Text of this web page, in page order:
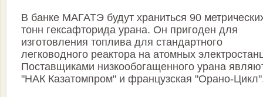
В банке МАГАТЭ будут храниться 90
тонн гексафторида урана. Он пригоден для
изготовления топлива для стандартного
легководного реактора на атомных
Поставщиками низкообогащенного урана
"НАК Казатомпром" и французская "Орано-